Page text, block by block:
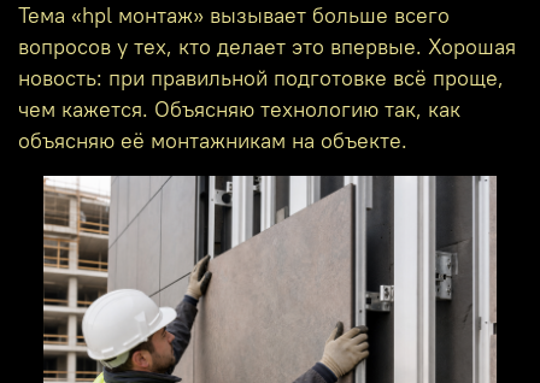
Тема «hpl монтаж» вызывает больше всего
вопросов у тех, кто делает это впервые. Хорошая
новость: при правильной подготовке всё проще,
чем кажется. Объясняю технологию так, как
объясняю её монтажникам на объекте.